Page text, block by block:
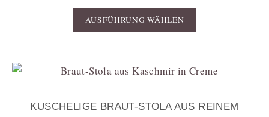
AUSFÜHRUNG WÄHLEN
KUSCHELIGE BRAUT-STOLA AUS REINEM